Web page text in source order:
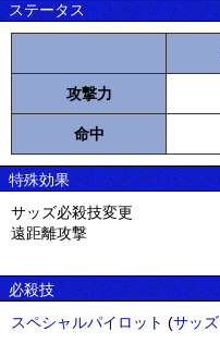
ステータス
攻撃力
命中
特殊効果
サッズ必殺技変更
遠距離攻撃
必殺技
スペシャルパイロット (サッズ